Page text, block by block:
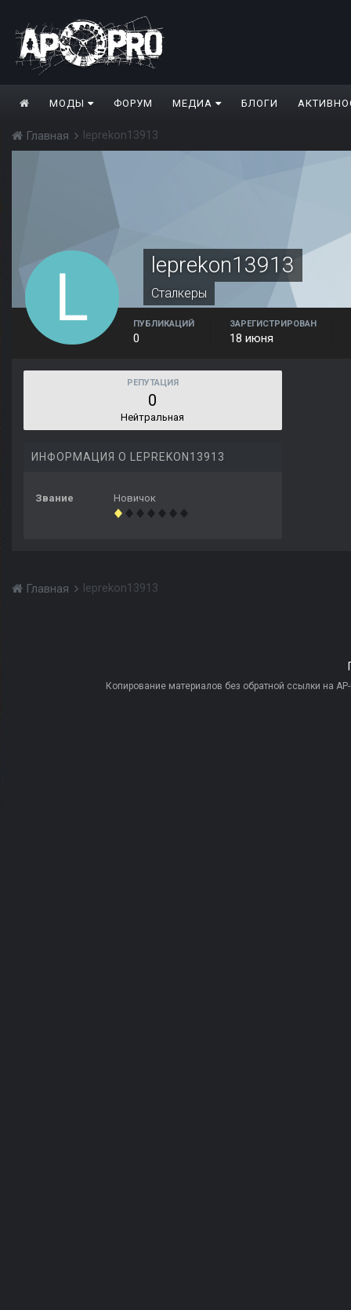
МОДЫ ФОРУМ МЕДИА БЛОГИ
Главная leprekon13913
leprekon13913
Сталкеры
ПУБЛИКАЦИЙ
0
ЗАРЕГИСТРИРОВАН
18 июня
РЕПУТАЦИЯ
0
Нейтральная
ИНФОРМАЦИЯ О LEPREKON13913
Звание Новичок
Главная leprekon13913
Копирование материалов без обратной ссылки на